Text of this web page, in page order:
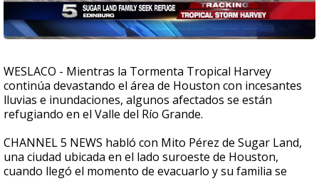
WESLACO - Mientras la Tormenta Tropical Harvey
continúa devastando el área de Houston con incesantes
lluvias e inundaciones, algunos afectados se están
refugiando en el Valle del Río Grande.
CHANNEL 5 NEWS habló con Mito Pérez de Sugar Land,
una ciudad ubicada en el lado suroeste de Houston,
cuando llegó el momento de evacuarlo y su familia se